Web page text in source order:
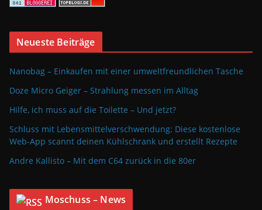
Neueste Beiträge
Nanobag – Einkaufen mit einer umweltfreundlichen Tasche
Doze Micro Geiger – Strahlung messen im Alltag
Hilfe, ich muss auf die Toilette – Und jetzt?
Schluss mit Lebensmittelverschwendung: Diese kostenlose
Web-App scannt deinen Kühlschrank und erstellt Rezepte
Andre Kallisto – Mit dem C64 zurück in die 80er
Moschuss – News